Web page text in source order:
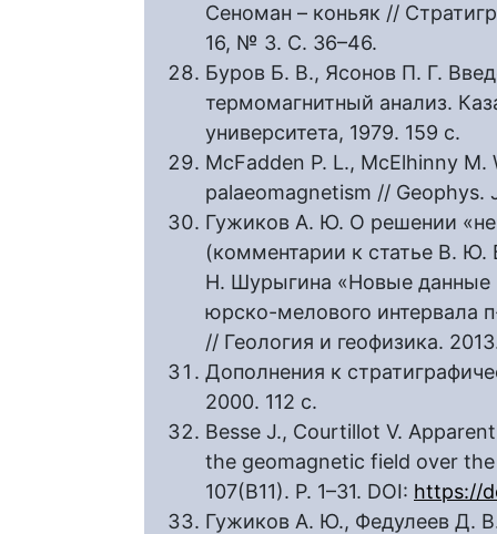
Сеноман – коньяк //
16, № 3. С. 36–46.
Буров Б. В., Ясонов П. Г.
термомагнитный анализ.
университета, 1979. 159 с.
McFadden P. L., McElhinny
palaeomagnetism // Geophys.
Гужиков А. Ю. О решении
(комментарии к статье В.
Н. Шурыгина «Новые данные
юрско-мелового интервала
// Геология и геофизика.
Дополнения к
2000. 112 с.
Besse J., Courtillot V.
the geomagnetic field over
107(B11). Р. 1–31. DOI: https://
Гужиков А. Ю., Федулеев Д.